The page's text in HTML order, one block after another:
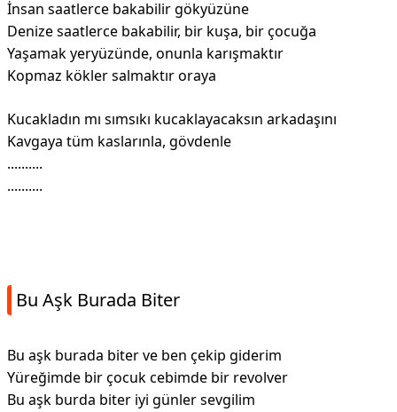
İnsan saatlerce bakabilir gökyüzüne
Denize saatlerce bakabilir, bir kuşa, bir çocuğa
Yaşamak yeryüzünde, onunla karışmaktır
Kopmaz kökler salmaktır oraya
Kucakladın mı sımsıkı kucaklayacaksın arkadaşını
Kavgaya tüm kaslarınla, gövdenle
..........
..........
Bu Aşk Burada Biter
Bu aşk burada biter ve ben çekip giderim
Yüreğimde bir çocuk cebimde bir revolver
Bu aşk burda biter iyi günler sevgilim